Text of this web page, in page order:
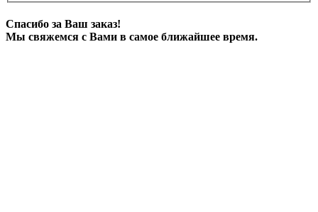
Спасибо за Ваш заказ!
Мы свяжемся с Вами в самое ближайшее время.